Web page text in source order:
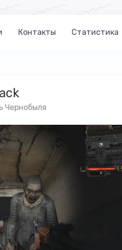
Контакты Статистика
Чернобыля